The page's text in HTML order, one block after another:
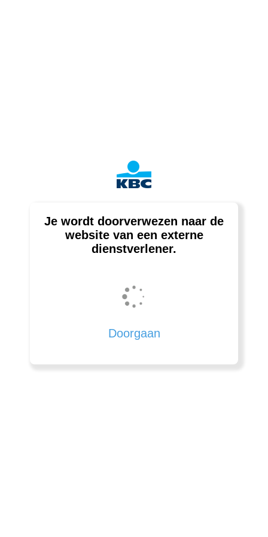
Je wordt doorverwezen naar de
website van een externe
dienstverlener.
Doorgaan